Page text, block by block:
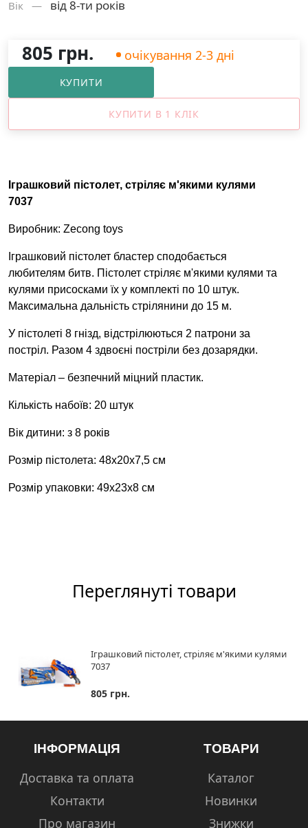
Вік — від 8-ти років
805 грн. очікування 2-3 дні
КУПИТИ
КУПИТИ В 1 КЛІК
Іграшковий пістолет, стріляє м'якими кулями
7037
Виробник: Zecong toys
Іграшковий пістолет бластер сподобається
любителям битв. Пістолет стріляє м'якими кулями та
кулями присосками їх у комплекті по 10 штук.
Максимальна дальність стрілянини до 15 м.
У пістолеті 8 гнізд, відстрілюються 2 патрони за
постріл. Разом 4 здвоєні постріли без дозарядки.
Матеріал – безпечний міцний пластик.
Кількість набоїв: 20 штук
Вік дитини: з 8 років
Розмір пістолета: 48x20x7,5 см
Розмір упаковки: 49х23x8 см
Переглянуті товари
Іграшковий пістолет, стріляє м'якими кулями
7037
805 грн.
ІНФОРМАЦІЯ
Доставка та оплата
Контакти
Про магазин
ТОВАРИ
Каталог
Новинки
Знижки